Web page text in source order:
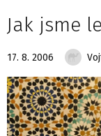
Jak jsme
17. 8. 2006